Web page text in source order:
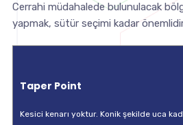
Cerrahi müdahalede bulunulacak
yapmak, sütür seçimi kadar
Taper Point
Kesici kenarı yoktur. Konik şekilde uca